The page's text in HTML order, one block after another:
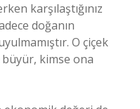
karşılaştığınız
doğanın
O çiçek
kimse ona